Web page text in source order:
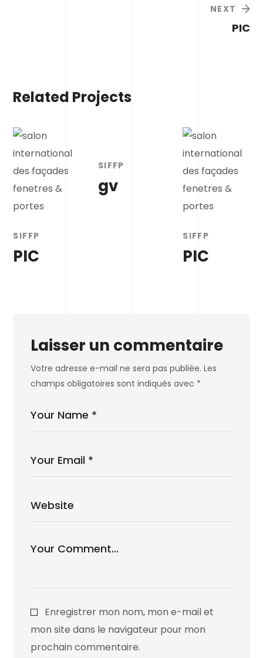
NEXT
PIC
Related Projects
SIFFP
PIC
SIFFP
gv
SIFFP
PIC
Laisser un commentaire
Votre adresse e-mail ne sera pas publiée. Les
champs obligatoires sont indiqués avec *
Enregistrer mon nom, mon e-mail et
mon site dans le navigateur pour mon
prochain commentaire.